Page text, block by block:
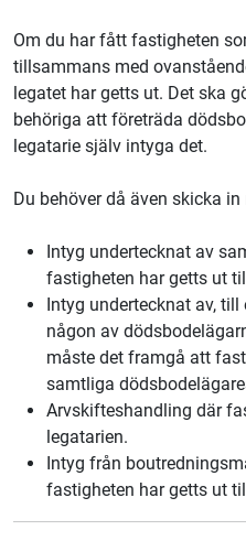
Om du har fått fastigheten
tillsammans med
legatet har getts ut. Det ska
behöriga att företräda
legatarie själv intyga det.
Du behöver då även skicka
Intyg undertecknat av
fastigheten har getts ut
Intyg undertecknat av,
någon av
måste det framgå att
samtliga
Arvskifteshandling där
legatarien.
Intyg från
fastigheten har getts ut